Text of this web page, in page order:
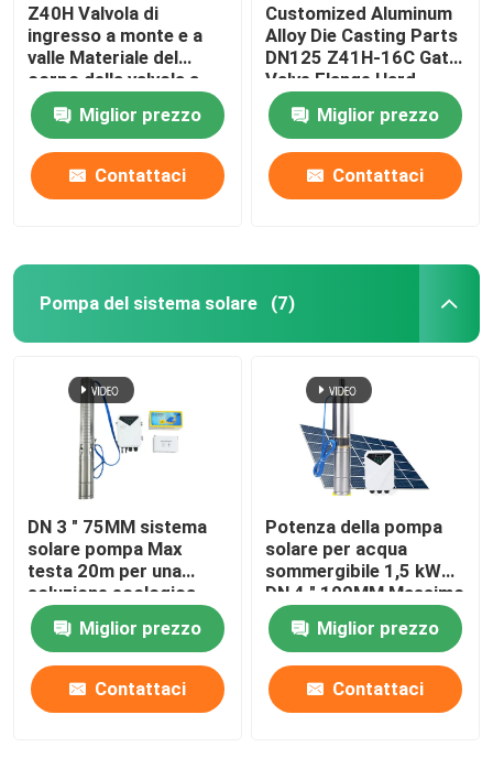
Z40H Valvola di
ingresso a monte e a
valle Materiale del
corpo della valvola a
tronco connessione a
flangia WCBMiglior prezzo
Contattaci
Customized Aluminum
Alloy Die Casting Parts
DN125 Z41H-16C Gate
Valve Flange Hard
Sealing Insurance
ISO/TS16949 2009
Ductile Iron
Miglior prezzo
Contattaci
Pompa del sistema solare (7)
DN 3 " 75MM sistema
solare pompa Max
testa 20m per una
soluzione ecologica
Miglior prezzo
Contattaci
Potenza della pompa
solare per acqua
sommergibile 1,5 kW
DN 4 " 100MM Massimo
flusso: 6 -7 M3 / ora
Miglior prezzo
Contattaci